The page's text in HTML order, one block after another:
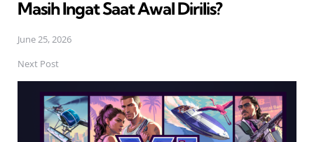
Masih Ingat Saat Awal Dirilis?
June 25, 2026
Next Post